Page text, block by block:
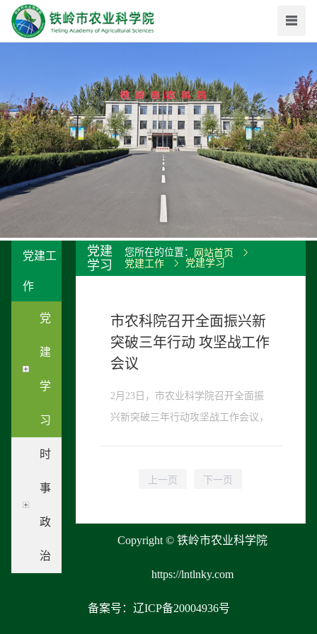
党建工
作
党
建
学
习
时
事
政
治
党建
学习
您所在的位置：
网站首页
党建工作
党建学习
市农科院召开全面振兴新
突破三年行动 攻坚战工作
会议
2月23日，市农业科学院召开全面振
兴新突破三年行动攻坚战工作会议，
志传达学习省、市全面振兴新突破三
市委农村工作会议精神，省人大代表
修俊杰同志...
Copyright © 铁岭市农业科学院
https://lntlnky.com
备案号：辽ICP备20004936号